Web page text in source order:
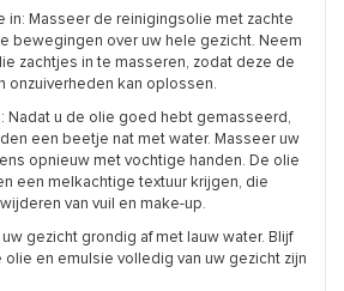
in: Masseer de reinigingsolie met zachte
bewegingen over uw hele gezicht. Neem
zachtjes in te masseren, zodat deze de
onzuiverheden kan oplossen.
Nadat u de olie goed hebt gemasseerd,
een beetje nat met water. Masseer uw
opnieuw met vochtige handen. De olie
een melkachtige textuur krijgen, die
van vuil en make-up.
gezicht grondig af met lauw water. Blijf
en emulsie volledig van uw gezicht zijn